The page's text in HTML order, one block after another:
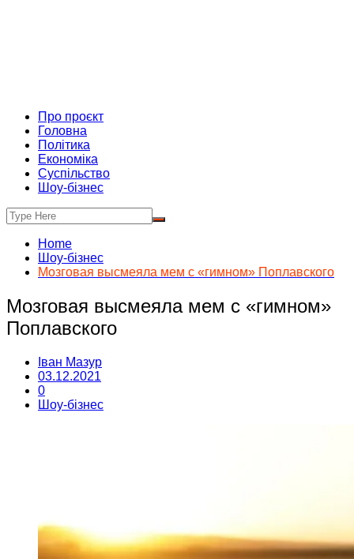
Про проєкт
Головна
Політика
Економіка
Суспільство
Шоу-бізнес
Home
Шоу-бізнес
Мозговая высмеяла мем с «гимном» Поплавского
Мозговая высмеяла мем с «гимном»
Поплавского
Іван Мазур
03.12.2021
0
Шоу-бізнес